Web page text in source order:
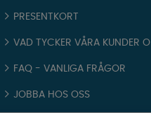
PRESENTKORT
VAD TYCKER VÅRA KUNDER
FAQ - VANLIGA FRÅGOR
JOBBA HOS OSS